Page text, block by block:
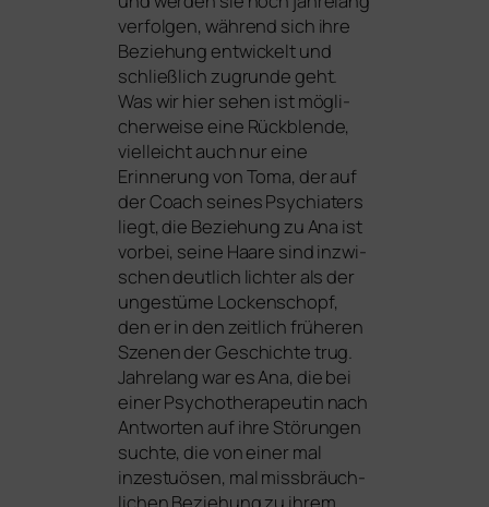
ver­fol­gen, wäh­rend sich ihre
Beziehung ent­wi­ckelt und
schließ­lich zugrun­de geht.
Was wir hier sehen ist mög­li­
cher­wei­se eine Rückblende,
viel­leicht auch nur eine
Erinnerung von Toma, der auf
der Coach sei­nes Psychiaters
liegt, die Beziehung zu Ana ist
vor­bei, sei­ne Haare sind inzwi­
schen deut­lich lich­ter als der
unge­stü­me Lockenschopf,
den er in den zeit­lich frü­he­ren
Szenen der Geschichte trug.
Jahrelang war es Ana, die bei
einer Psychotherapeutin nach
Antworten auf ihre Störungen
such­te, die von einer mal
inzes­tuö­sen, mal miss­bräuch­